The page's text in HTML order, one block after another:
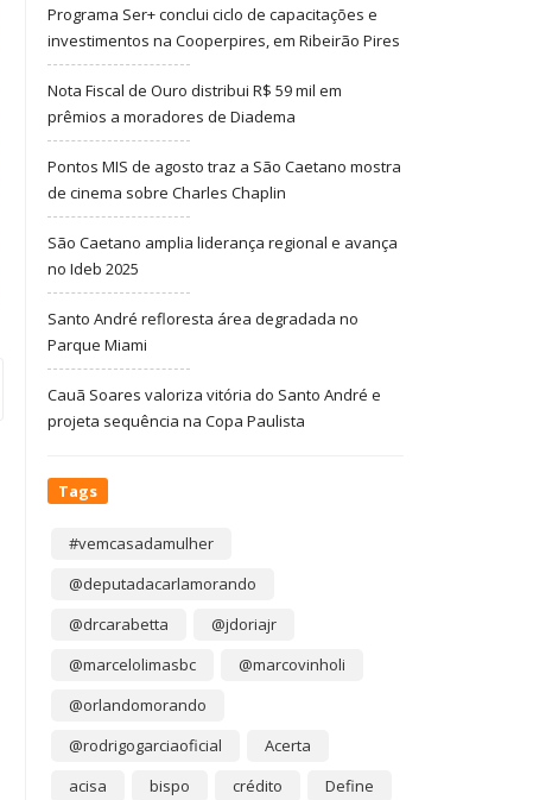
Programa Ser+ conclui ciclo de capacitações e
investimentos na Cooperpires, em Ribeirão Pires
Nota Fiscal de Ouro distribui R$ 59 mil em
prêmios a moradores de Diadema
Pontos MIS de agosto traz a São Caetano mostra
de cinema sobre Charles Chaplin
São Caetano amplia liderança regional e avança
no Ideb 2025
Santo André refloresta área degradada no
Parque Miami
Cauã Soares valoriza vitória do Santo André e
projeta sequência na Copa Paulista
Tags
#vemcasadamulher
@deputadacarlamorando
@drcarabetta
@jdoriajr
@marcelolimasbc
@marcovinholi
@orlandomorando
@rodrigogarciaoficial
Acerta
acisa
bispo crédito
Define